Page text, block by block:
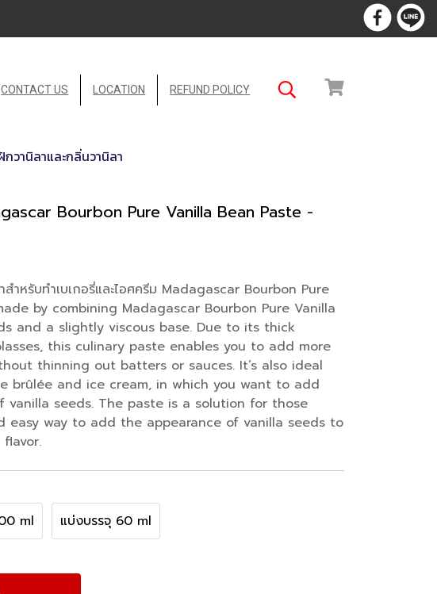
CONTACT US LOCATION REFUND POLICY
กวานิลาและกลิ่นวานิลา
Bourbon Pure Vanilla Bean Paste -
ำหรับทำเบเกอรี่และไอศครีม Madagascar Bourbon Pure
by combining Madagascar Bourbon Pure Vanilla
and a slightly viscous base. Due to its thick
this culinary paste enables you to add more
thinning out batters or sauces. It’s also ideal
brûlée and ice cream, in which you want to add
seeds. The paste is a solution for those
easy way to add the appearance of vanilla seeds to
ml แบ่งบรรจุ 60 ml